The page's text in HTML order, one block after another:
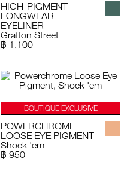
HIGH-PIGMENT
LONGWEAR
EYELINER
Grafton Street
฿ 1,100
BOUTIQUE EXCLUSIVE
POWERCHROME
LOOSE EYE PIGMENT
Shock 'em
฿ 950